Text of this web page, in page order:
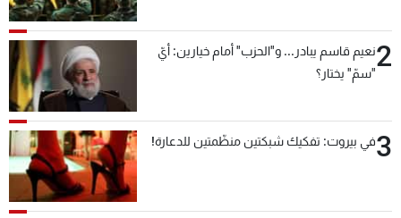
2نعيم قاسم يبادر... و"الحزب" أمام خيارين: أيّ
"سمّ" يختار؟
3في بيروت: تفكيك شبكتين منظّمتين للدعارة!